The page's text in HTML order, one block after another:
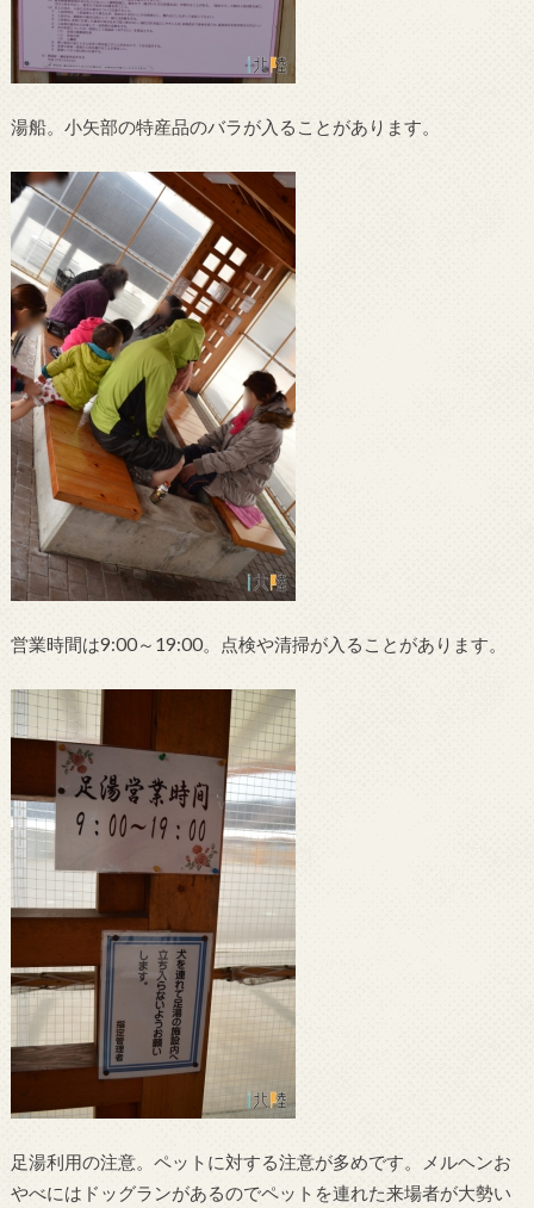
湯船。小矢部の特産品のバラが入ることがあります。
営業時間は9:00～19:00。点検や清掃が入ることがあります。
足湯利用の注意。ペットに対する注意が多めです。メルヘンお
やべにはドッグランがあるのでペットを連れた来場者が大勢い